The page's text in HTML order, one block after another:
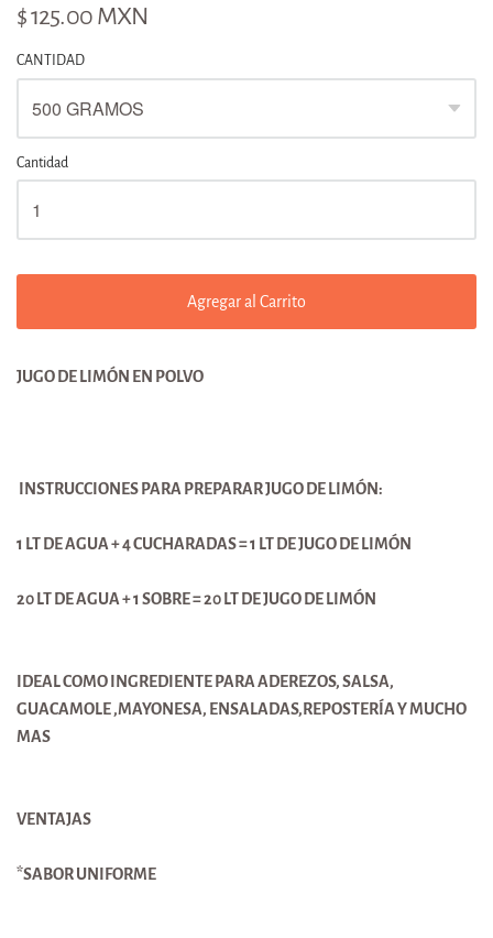
$ 125.00 MXN
CANTIDAD
Cantidad
Agregar al Carrito
JUGO DE LIMÓN EN POLVO
INSTRUCCIONES PARA PREPARAR JUGO DE LIMÓN:
1 LT DE AGUA + 4 CUCHARADAS = 1 LT DE JUGO DE LIMÓN
20 LT DE AGUA + 1 SOBRE = 20 LT DE JUGO DE LIMÓN
IDEAL COMO INGREDIENTE PARA ADEREZOS, SALSA,
GUACAMOLE ,MAYONESA, ENSALADAS,REPOSTERÍA Y MUCHO
MAS
VENTAJAS
*SABOR UNIFORME